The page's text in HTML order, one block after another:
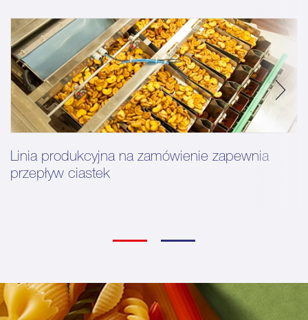
Linia produkcyjna na zamówienie zapewnia
przepływ ciastek